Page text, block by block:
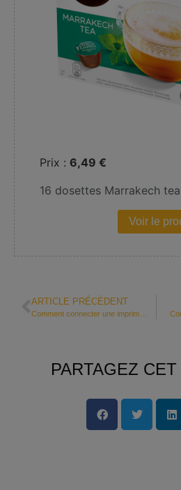
Prix : 6,49 €
16 dosettes Marrakech tea
Voir le
ARTICLE PRÉCÉDENT
PARTAGEZ